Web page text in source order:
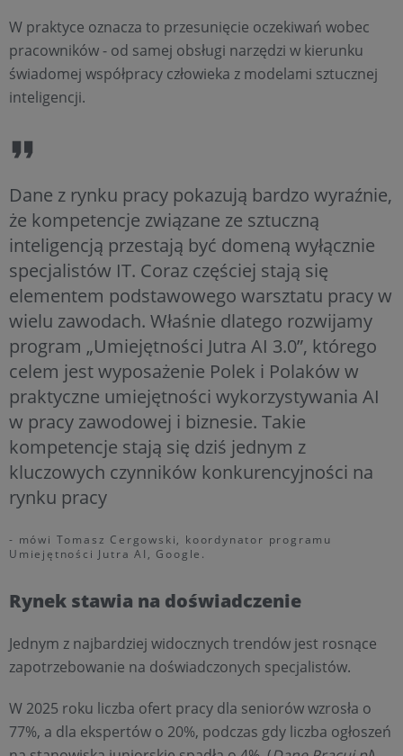
W praktyce oznacza to przesunięcie oczekiwań wobec
pracowników - od samej obsługi narzędzi w kierunku
świadomej współpracy człowieka z modelami sztucznej
inteligencji.
Dane z rynku pracy pokazują bardzo wyraźnie,
że kompetencje związane ze sztuczną
inteligencją przestają być domeną wyłącznie
specjalistów IT. Coraz częściej stają się
elementem podstawowego warsztatu pracy w
wielu zawodach. Właśnie dlatego rozwijamy
program „Umiejętności Jutra AI 3.0”, którego
celem jest wyposażenie Polek i Polaków w
praktyczne umiejętności wykorzystywania AI
w pracy zawodowej i biznesie. Takie
kompetencje stają się dziś jednym z
kluczowych czynników konkurencyjności na
rynku pracy
- mówi Tomasz Cergowski, koordynator programu
Umiejętności Jutra AI, Google.
Rynek stawia na doświadczenie
Jednym z najbardziej widocznych trendów jest rosnące
zapotrzebowanie na doświadczonych specjalistów.
W 2025 roku liczba ofert pracy dla seniorów wzrosła o
77%, a dla ekspertów o 20%, podczas gdy liczba ogłoszeń